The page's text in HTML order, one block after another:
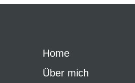
Home
Über mich